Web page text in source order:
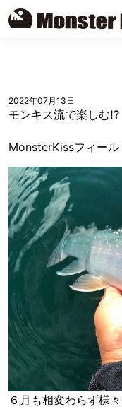
2022年07月13日
モンキス流で楽しむ!?
MonsterKissフィール
６月も相変わらず様